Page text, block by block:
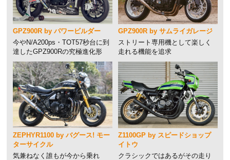
GPZ900R by パワービルダー
今やN/A200ps・TOT57秒台に到
達したGPZ900Rの究極進化形
GPZ900R by サムライガレージ
ストリート専用機として楽しく
走れる機能を追求
ZEPHYR1100 by バグース! モー
ターサイクル
気兼ねなく誰もが今から乗れ
Z1100GP by スピードショップ
イトウ
クラシックではあるがその走り